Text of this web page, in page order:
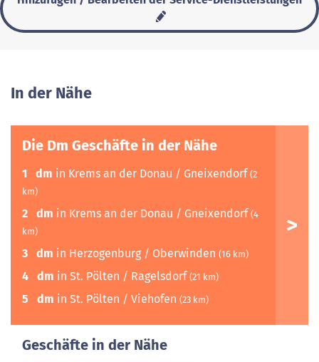
In der Nähe
Die Dm Geschäfte in der Nähe
1 dm in Krems an der Donau / Gneixendorf (2
km)
2 dm in Krems an der Donau / Gneixendorf (4
km)
3 dm in Herzogenburg / Oberwinden (16 km)
4 dm in St. Pölten / Ragelsdorf (21 km)
5 dm in St. Pölten / Viehofen (23 km)
Geschäfte in der Nähe